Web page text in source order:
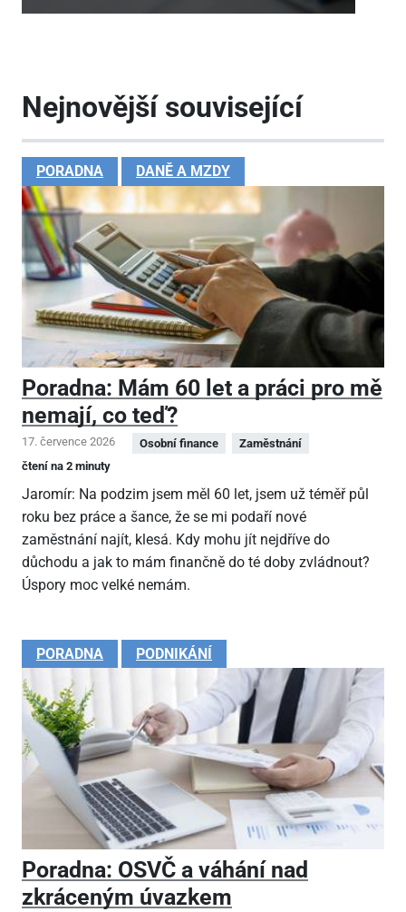
Nejnovější související
PORADNA DANĚ A MZDY
Poradna: Mám 60 let a práci pro mě
nemají, co teď?
17. července 2026 Osobní finance
Zaměstnání
čtení na 2 minuty
Jaromír: Na podzim jsem měl 60 let, jsem už téměř půl
roku bez práce a šance, že se mi podaří nové
zaměstnání najít, klesá. Kdy mohu jít nejdříve do
důchodu a jak to mám finančně do té doby zvládnout?
Úspory moc velké nemám.
PORADNA PODNIKÁNÍ
Poradna: OSVČ a váhání nad
zkráceným úvazkem